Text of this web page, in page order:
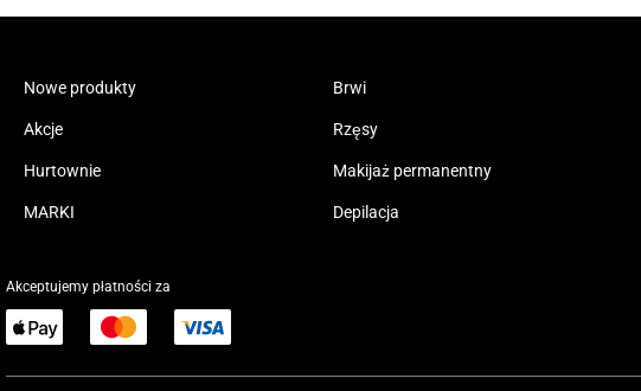
Nowe produkty
Akcje
Hurtownie
MARKI
Brwi
Rzęsy
Makijaż permanentny
Depilacja
Akceptujemy płatności za